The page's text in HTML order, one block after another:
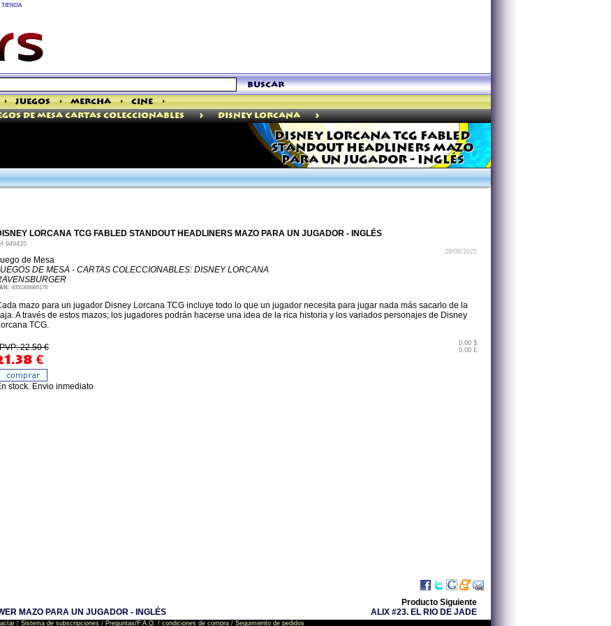
TIENDA
buscar
> Juegos > Mercha > Cine
>
De Mesa Cartas Coleccionables > Disney Lorcana >
DISNEY LORCANA TCG FABLED
STANDOUT HEADLINERS MAZO
PARA UN JUGADOR - INGLÉS
LORCANA TCG FABLED STANDOUT HEADLINERS MAZO PARA UN JUGADOR - INGLÉS
949435
29/08/2025
de Mesa
DE MESA - CARTAS COLECCIONABLES: DISNEY LORCANA
4050368989178
mazo para un jugador Disney Lorcana TCG incluye todo lo que un jugador necesita para jugar nada más sacarlo de la
A través de estos mazos; los jugadores podrán hacerse una idea de la rica historia y los variados personajes de Disney
TCG.
PVP: 22.50 €
€
0.00 $
0.00 £
stock. Envio inmediato
MAZO PARA UN JUGADOR - INGLÉS
Producto Siguiente
ALIX #23. EL RIO DE JADE
/ Sistema de subscripciones / Preguntas/F.A.Q. / condiciones de compra / Seguimiento de pedidos